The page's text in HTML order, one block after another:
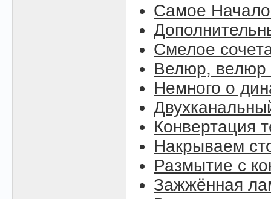
Самое
Смелое
Велюр, велюр
Немного о
Конвертация
Накрываем
Размытие с
Зажжённая